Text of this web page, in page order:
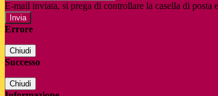
E-mail inviata, si prega di controllare la casella di posta
Errore
Chiudi
Successo
Chiudi